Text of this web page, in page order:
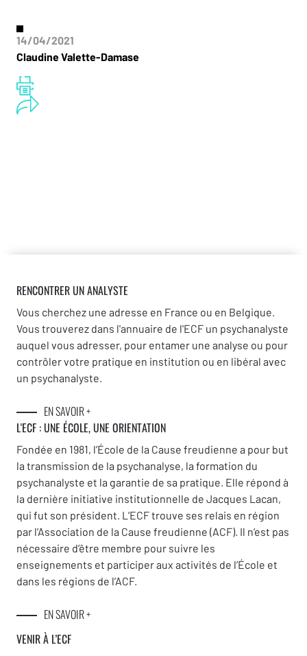
14/04/2021
Claudine Valette-Damase
RENCONTRER UN ANALYSTE
Vous cherchez une adresse en France ou en Belgique.
Vous trouverez dans l'annuaire de l'ECF un psychanalyste
auquel vous adresser, pour entamer une analyse ou pour
contrôler votre pratique en institution ou en libéral avec
un psychanalyste.
EN SAVOIR +
L'ECF : UNE ÉCOLE, UNE ORIENTATION
Fondée en 1981, l’École de la Cause freudienne a pour but
la transmission de la psychanalyse, la formation du
psychanalyste et la garantie de sa pratique. Elle répond à
la dernière initiative institutionnelle de Jacques Lacan,
qui fut son président. L’ECF trouve ses relais en région
par l’Association de la Cause freudienne (ACF). Il n’est pas
nécessaire d’être membre pour suivre les
enseignements et participer aux activités de l’École et
dans les régions de l’ACF.
EN SAVOIR +
VENIR À L’ECF